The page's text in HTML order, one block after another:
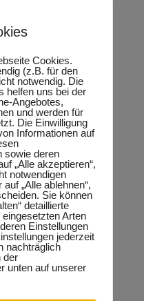
wird. Tatsächlich
bei den
beruflichen Bildung,
Hochschulen und
einer
wirkungsvoll abgefedert
als ein
für Abiturienten, kann
zusätzliche
zu einem Studium
zusätzlichen
von mindestens
Bewerberspitzen an
gefordert, ist nicht
Fall den derzeitigen
Handwerk
von
Wenn die SPD
möchte wird sie an
können.“
Cookies.
(z.B. für den
notwendig. Die
helfen uns bei der
Angebotes,
und werden für
Die Einwilligung
Informationen auf
sowie deren
„Alle akzeptieren“,
notwendigen
„Alle ablehnen“,
Sie können
detaillierte
Arten
Einstellungen
jederzeit
nachträglich
der
unten auf unserer